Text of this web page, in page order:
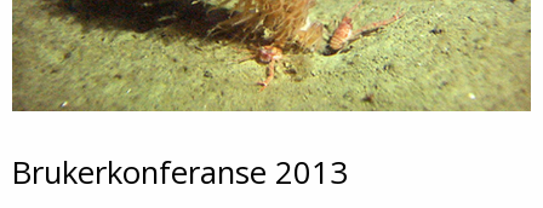
Brukerkonferanse 2013